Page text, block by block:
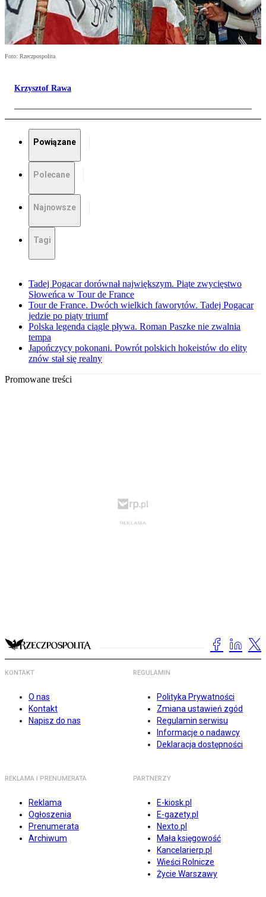
Foto: Rzeczpospolita
Krzysztof Rawa
Powiązane
Polecane
Najnowsze
Tagi
Tadej Pogacar dorównał największym. Piąte zwycięstwo
Słoweńca w Tour de France
Tour de France. Dwóch wielkich faworytów. Tadej Pogacar
jedzie po piąty triumf
Polska legenda ciągle pływa. Roman Paszke nie zwalnia
tempa
Japończycy pokonani. Powrót polskich hokeistów do elity
znów stał się realny
Promowane treści
KONTAKT
O nas
Kontakt
Napisz do nas
REGULAMIN
Polityka Prywatności
Zmiana ustawień zgód
Regulamin serwisu
Informacje o nadawcy
Deklaracja dostępności
REKLAMA I PRENUMERATA
Reklama
Ogłoszenia
Prenumerata
Archiwum
PARTNERZY
E-kiosk.pl
E-gazety.pl
Nexto.pl
Mała księgowość
Kancelarierp.pl
Wieści Rolnicze
Życie Warszawy